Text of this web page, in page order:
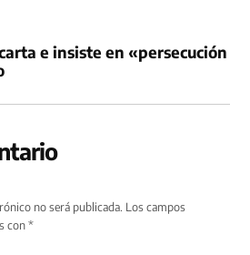
e insiste en «persecución
no será publicada. Los campos
con*